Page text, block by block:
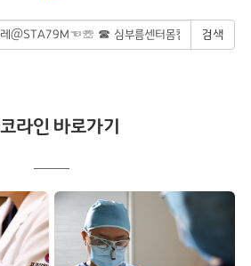
검색
라인 바로가기